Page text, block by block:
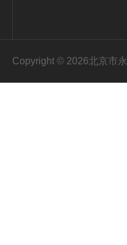
Copyright © 2026北京市